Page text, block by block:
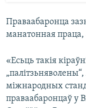
Праваабаронца
манатонная праца,
«Есьць такія
міжнародных
праваабаронцаў у